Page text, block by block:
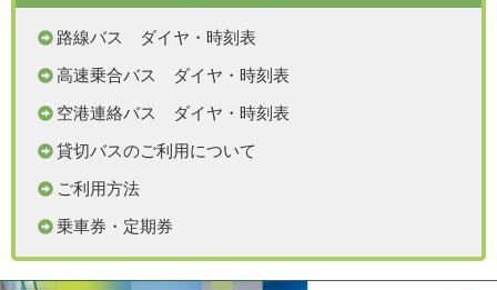
路線バス ダイヤ・時刻表
高速乗合バス ダイヤ・時刻表
空港連絡バス ダイヤ・時刻表
貸切バスのご利用について
ご利用方法
乗車券・定期券